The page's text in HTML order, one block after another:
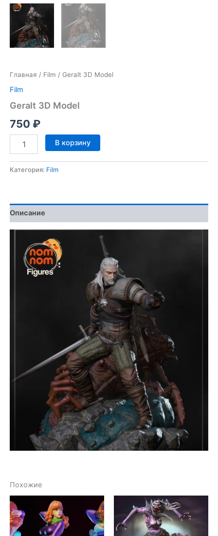
Главная / Film / Geralt 3D Model
Film
Geralt 3D Model
750 ₽
Количество
товара
3D
В корзину
Категория: Film
Описание
Похожие